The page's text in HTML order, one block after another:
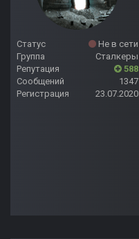
Статус
Не в сети
Группа
Сталкеры
Репутация
588
Сообщений
1347
Регистрация
23.07.2020